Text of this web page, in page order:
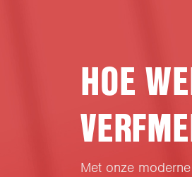
HOE
Met onze